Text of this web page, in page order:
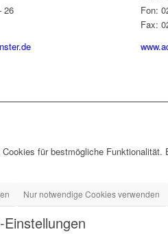
26
Fon:
Fax:
für bestmögliche
Nur notwendige Cookies verwenden